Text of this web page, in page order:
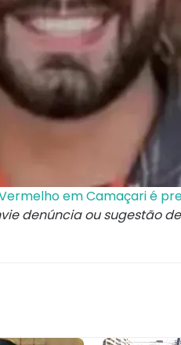
em Camaçari é
denúncia ou sugestão